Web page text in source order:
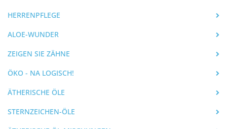
HERRENPFLEGE
ALOE-WUNDER
ZEIGEN SIE ZÄHNE
ÖKO - NA LOGISCH!
ÄTHERISCHE ÖLE
STERNZEICHEN-ÖLE